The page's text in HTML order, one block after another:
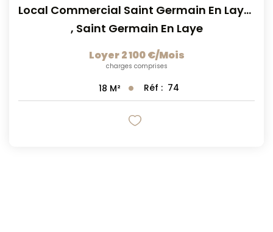
Local Commercial Saint Germain En Laye 18 M2
, Saint Germain En Laye
Loyer 2 100 €/mois
charges comprises
18 M² Réf : 74